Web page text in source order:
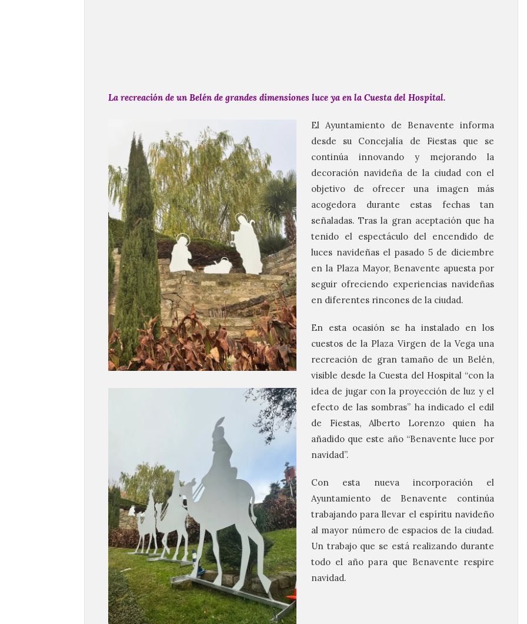
La recreación de un Belén de grandes dimensiones luce ya en la Cuesta del Hospital.
El Ayuntamiento de Benavente informa
desde su Concejalía de Fiestas que se
continúa innovando y mejorando la
decoración navideña de la ciudad con el
objetivo de ofrecer una imagen más
acogedora durante estas fechas tan
señaladas. Tras la gran aceptación que ha
tenido el espectáculo del encendido de
luces navideñas el pasado 5 de diciembre
en la Plaza Mayor, Benavente apuesta por
seguir ofreciendo experiencias navideñas
en diferentes rincones de la ciudad.
En esta ocasión se ha instalado en los
cuestos de la Plaza Virgen de la Vega una
recreación de gran tamaño de un Belén,
visible desde la Cuesta del Hospital “con la
idea de jugar con la proyección de luz y el
efecto de las sombras” ha indicado el edil
de Fiestas, Alberto Lorenzo quien ha
añadido que este año “Benavente luce por
navidad”.
Con esta nueva incorporación el
Ayuntamiento de Benavente continúa
trabajando para llevar el espíritu navideño
al mayor número de espacios de la ciudad.
Un trabajo que se está realizando durante
todo el año para que Benavente respire
navidad.